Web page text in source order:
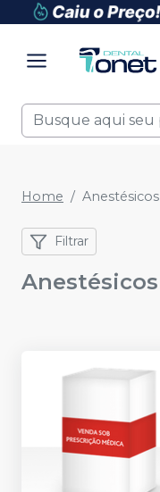
Home Anestésicos
Filtrar
Anestésicos